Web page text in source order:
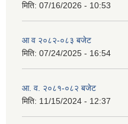
मिति: 07/16/2026 - 10:53
आ व २०८२-०८३ बजेट
मिति: 07/24/2025 - 16:54
आ. व. २०८१-०८२ बजेट
मिति: 11/15/2024 - 12:37